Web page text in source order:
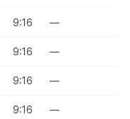
9:16 —
9:16 —
9:16 —
9:16 —